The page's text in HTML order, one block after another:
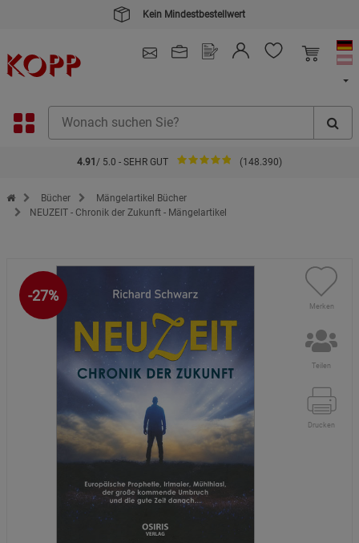
Kein Mindestbestellwert
4.91 / 5.0 - SEHR GUT (148.390)
Zur Startseite des Kopp Verlag Online-Shop
Bücher
Mängelartikel Bücher
NEUZEIT - Chronik der Zukunft - Mängelartikel
-27%
Merken
Teilen
Drucken